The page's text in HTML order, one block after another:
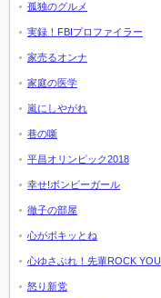
孤独のグルメ
実録！FBIプロファイラー
家売るオンナ
家庭の医学
嵐にしやがれ
巷の噺
平昌オリンピック2018
幸せ!ボンビーガール
徹子の部屋
心がポキッとね
心ゆさぶれ！先輩ROCK YOU
怒り新党